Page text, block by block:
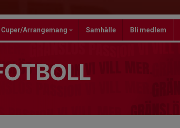
Cuper/Arrangemang Samhälle Bli medlem